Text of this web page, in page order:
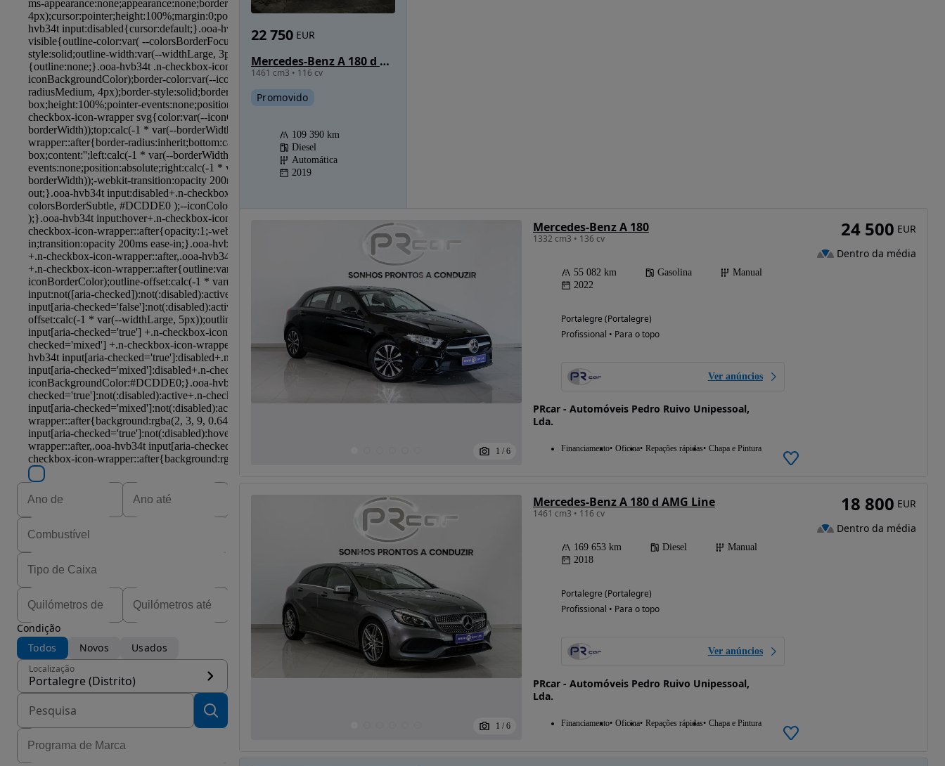
Possibilidade de
Condição
Todos
Novos Usados
Localização
Portalegre (Distrito)
Mercedes-Benz A 180 d 7G-DCT Style
1461 cm3 • 116 cv
22 750 EUR
Promovido
109 390 km
Diesel
Automática
2019
1 / 6
Mercedes-Benz A 180
1332 cm3 • 136 cv
55 082 km Gasolina
Manual
2022
Portalegre (Portalegre)
Profissional • Para o topo
Ver anúncios
PRcar - Automóveis Pedro Ruivo Unipessoal,
Lda.
Financiamento Oficina Repações rápidas Chapa e Pintura
24 500 EUR
Dentro da média
1 / 6
Mercedes-Benz A 180 d AMG Line
1461 cm3 • 116 cv
169 653 km Diesel
Manual
2018
Portalegre (Portalegre)
Profissional • Para o topo
Ver anúncios
PRcar - Automóveis Pedro Ruivo Unipessoal,
Lda.
Financiamento Oficina Repações rápidas Chapa e Pintura
18 800 EUR
Dentro da média